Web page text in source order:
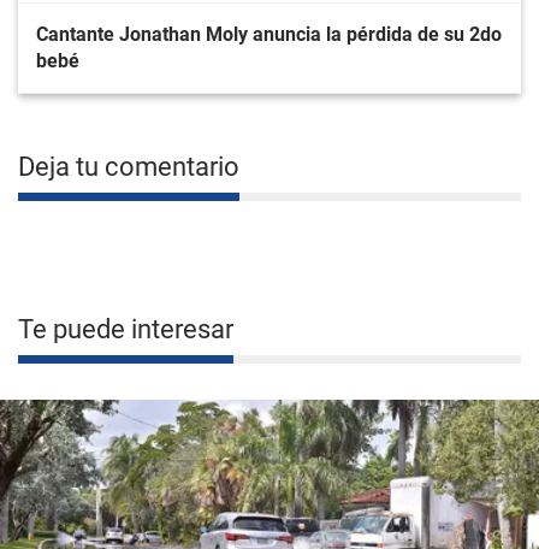
Cantante Jonathan Moly anuncia la pérdida de su 2do
bebé
Deja tu comentario
Te puede interesar